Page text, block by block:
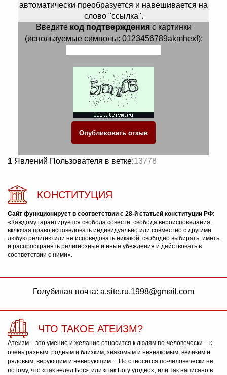
автоматически преобразуется и навешивается на
слово "ссылка".
Введите код подтвержденияс картинки
(используемые символы: 0123456789akmhexf):
1 Явлений Пользователя в ветке:13778
КОНСТИТУЦИЯ
Сайт функционирует в соответствии с 28-й статьей конституции РФ:
«Каждому гарантируется свобода совести, свобода вероисповедания,
включая право исповедовать индивидуально или совместно с другими
любую религию или не исповедовать никакой, свободно выбирать, иметь
и распространять религиозные и иные убеждения и действовать в
соответствии с ними».
Голубиная почта: a.site.ru.1998@gmail.com
ЧТО ТАКОЕ АТЕИЗМ?
Атеизм – это умение и желание относится к людям по-человечески – к
очень разным: родным и близким, знакомым и незнакомым, великим и
рядовым, верующим и неверующим… Но относится по-человечески не
потому, что «так велел Бог», или «так Богу угодно», или так написано в